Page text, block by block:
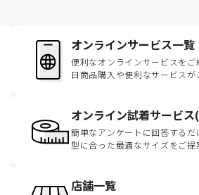
オンラインサービス一覧
便利なオンラインサービスをご
日商品購入や便利なサービスが
オンライン試着サービ
簡単なアンケートに回答する
型に合った最適なサイズをご提
店舗一覧